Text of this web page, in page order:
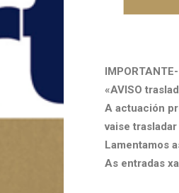
«AVISO
A actuación
vaise
Lamentamos
As entradas